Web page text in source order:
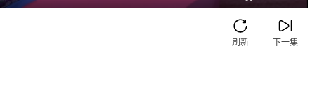
下一集
刷新